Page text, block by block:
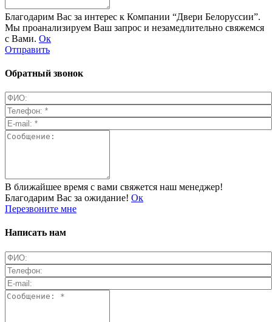
Благодарим Вас за интерес к Компании “Двери Белоруссии”.
Мы проанализируем Ваш запрос и незамедлительно свяжемся
с Вами. Ок
Отправить
Обратный звонок
В ближайшее время с вами свяжется наш менеджер!
Благодарим Вас за ожидание! Ок
Перезвоните мне
Написать нам